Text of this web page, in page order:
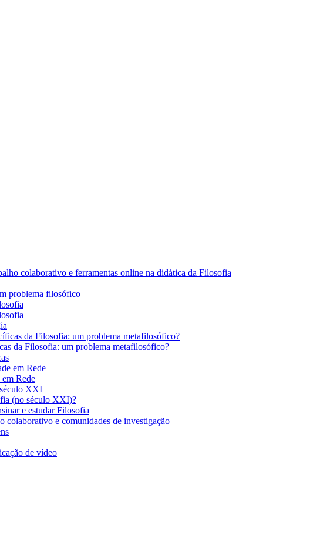
colaborativo e ferramentas online na didática da Filosofia
problema filosófico
da Filosofia: um problema metafilosófico?
da Filosofia: um problema metafilosófico?
em Rede
Rede
XXI
(no século XXI)?
e estudar Filosofia
colaborativo e comunidades de investigação
de vídeo